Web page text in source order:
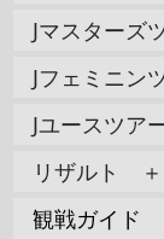
Jマスターズ
Jフェミニン
Jユースツア
リザルト ＋
観戦ガイド